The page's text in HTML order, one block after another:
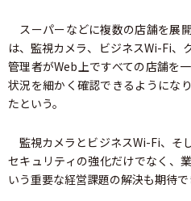
スーパーなどに複数の店舗を展
は、監視カメラ、ビジネスWi-Fi、
管理者がWeb上ですべての店舗を
状況を細かく確認できるようにな
たという。
監視カメラとビジネスWi-Fi、そ
セキュリティの強化だけでなく、
いう重要な経営課題の解決も期待で